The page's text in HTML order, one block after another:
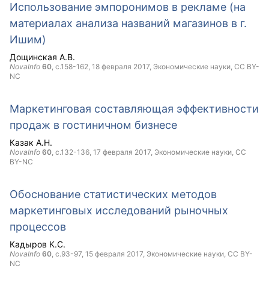
Использование эмпоронимов в рекламе (на
материалах анализа названий магазинов в г.
Ишим)
Дощинская А.В.
NovaInfo 60, с.158-162, 18 февраля 2017, Экономические науки, CC BY-
NC
Маркетинговая составляющая эффективности
продаж в гостиничном бизнесе
Казак А.Н.
NovaInfo 60, с.132-136, 17 февраля 2017, Экономические науки, CC
BY-NC
Обоснование статистических методов
маркетинговых исследований рыночных
процессов
Кадыров К.С.
NovaInfo 60, с.93-97, 15 февраля 2017, Экономические науки, CC BY-
NC